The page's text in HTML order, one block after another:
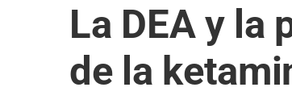
La DEA y la
de la